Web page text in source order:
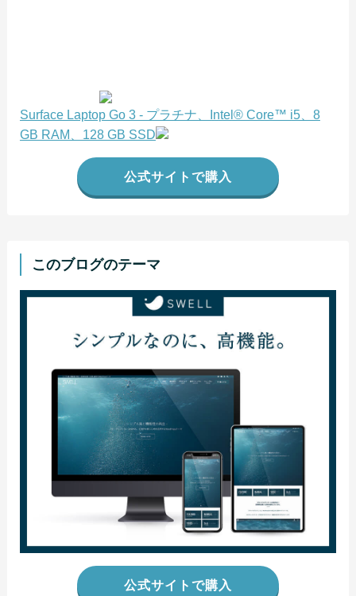
Surface Laptop Go 3 - プラチナ、Intel® Core™ i5、8
GB RAM、128 GB SSD
公式サイトで購入
このブログのテーマ
公式サイトで購入